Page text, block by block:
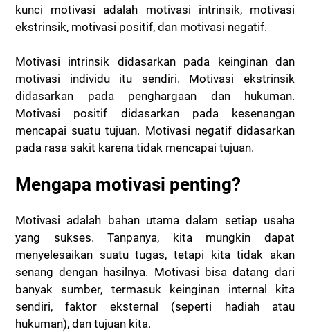
kunci motivasi adalah motivasi intrinsik, motivasi
ekstrinsik, motivasi positif, dan motivasi negatif.
Motivasi intrinsik didasarkan pada keinginan dan
motivasi individu itu sendiri. Motivasi ekstrinsik
didasarkan pada penghargaan dan hukuman.
Motivasi positif didasarkan pada kesenangan
mencapai suatu tujuan. Motivasi negatif didasarkan
pada rasa sakit karena tidak mencapai tujuan.
Mengapa motivasi penting?
Motivasi adalah bahan utama dalam setiap usaha
yang sukses. Tanpanya, kita mungkin dapat
menyelesaikan suatu tugas, tetapi kita tidak akan
senang dengan hasilnya. Motivasi bisa datang dari
banyak sumber, termasuk keinginan internal kita
sendiri, faktor eksternal (seperti hadiah atau
hukuman), dan tujuan kita.